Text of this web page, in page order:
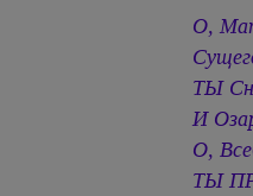
О,
ТЫ
И
О,
ТЫ